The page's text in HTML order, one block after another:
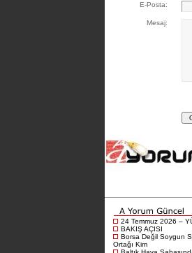
E-Posta:
Mesaj:
24 Temmuz 2026 –
BAKIŞ AÇISI
Borsa Değil Soygun
Ortağı Kim